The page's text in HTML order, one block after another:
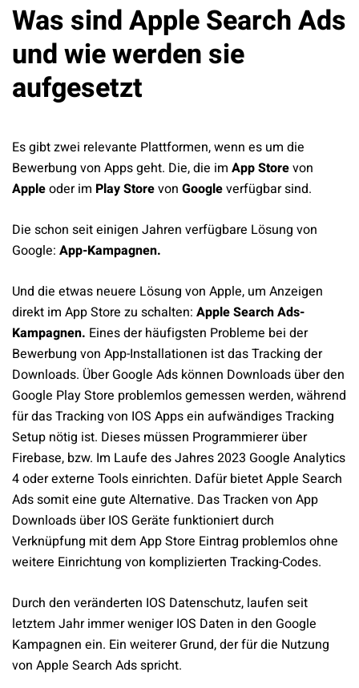
Was sind Apple Search Ads
und wie werden sie
aufgesetzt
Es gibt zwei relevante Plattformen, wenn es um die
Bewerbung von Apps geht. Die, die im App Storevon
Appleoder im Play Storevon Googleverfügbar sind.
Die schon seit einigen Jahren verfügbare Lösung von
Google: App-Kampagnen.
Und die etwas neuere Lösung von Apple, um Anzeigen
direkt im App Store zu schalten: Apple Search Ads-
Kampagnen. Eines der häufigsten Probleme bei der
Bewerbung von App-Installationen ist das Tracking der
Downloads. Über Google Ads können Downloads über den
Google Play Store problemlos gemessen werden, während
für das Tracking von IOS Apps ein aufwändiges Tracking
Setup nötig ist. Dieses müssen Programmierer über
Firebase, bzw. Im Laufe des Jahres 2023 Google Analytics
4 oder externe Tools einrichten. Dafür bietet Apple Search
Ads somit eine gute Alternative. Das Tracken von App
Downloads über IOS Geräte funktioniert durch
Verknüpfung mit dem App Store Eintrag problemlos ohne
weitere Einrichtung von komplizierten Tracking-Codes.
Durch den veränderten IOS Datenschutz, laufen seit
letztem Jahr immer weniger IOS Daten in den Google
Kampagnen ein. Ein weiterer Grund, der für die Nutzung
von Apple Search Ads spricht.